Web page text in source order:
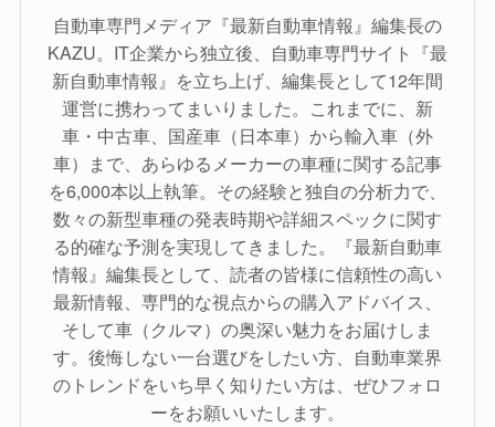
自動車専門メディア『最新自動車情報』編集長の
KAZU。IT企業から独立後、自動車専門サイト『最
新自動車情報』を立ち上げ、編集長として12年間
運営に携わってまいりました。これまでに、新
車・中古車、国産車（日本車）から輸入車（外
車）まで、あらゆるメーカーの車種に関する記事
を6,000本以上執筆。その経験と独自の分析力で、
数々の新型車種の発表時期や詳細スペックに関す
る的確な予測を実現してきました。『最新自動車
情報』編集長として、読者の皆様に信頼性の高い
最新情報、専門的な視点からの購入アドバイス、
そして車（クルマ）の奥深い魅力をお届けしま
す。後悔しない一台選びをしたい方、自動車業界
のトレンドをいち早く知りたい方は、ぜひフォロ
ーをお願いいたします。